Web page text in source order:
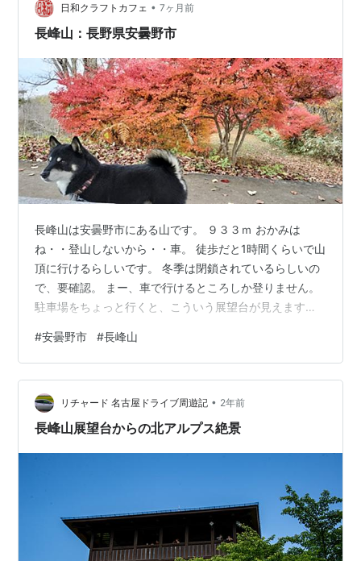
日和クラフトカフェ • 7ヶ月前
長峰山：長野県安曇野市
長峰山は安曇野市にある山です。 ９３３ｍ おかみは
ね・・登山しないから・・車。 徒歩だと1時間くらいで山
頂に行けるらしいです。 冬季は閉鎖されているらしいの
で、要確認。 まー、車で行けるところしか登りません。
駐車場をちょっと行くと、こういう展望台が見えます。
うモニュメントなそうな・・ まー大きい、どーんと・・
立ってます。 この展望台から見る景色がこちら。 2024
年11月に行きました。 登山やサイクリング（の人も見
た）で人はちらほらでしたが・・ 長峰山にはパラグライ
ダーの離陸するところも・・ こういうふうになってんだ
#安曇野市 #長峰山
リチャード 名古屋ドライブ周遊記 • 2年前
長峰山展望台からの北アルプス絶景